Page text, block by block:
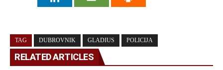
TAG DUBROVNIK GLADIUS POLICIJA
RELATED ARTICLES